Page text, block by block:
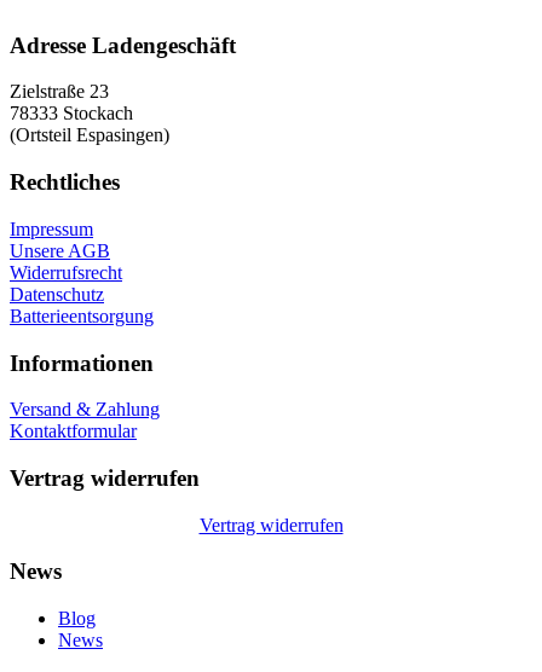
Adresse Ladengeschäft
Zielstraße 23
78333 Stockach
(Ortsteil Espasingen)
Rechtliches
Impressum
Unsere AGB
Widerrufsrecht
Datenschutz
Batterieentsorgung
Informationen
Versand & Zahlung
Kontaktformular
Vertrag widerrufen
Vertrag widerrufen
News
Blog
News